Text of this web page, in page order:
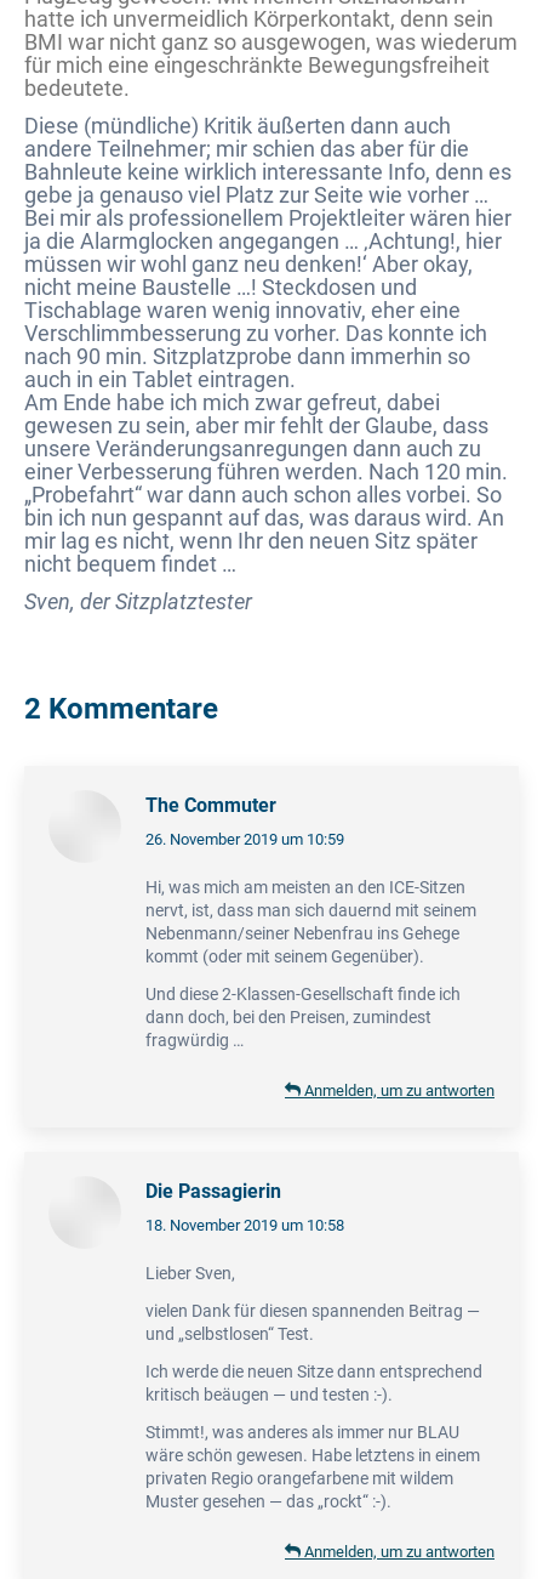
hatte ich unvermeidlich Körperkontakt, denn sein
BMI war nicht ganz so ausgewogen, was wiederum
für mich eine eingeschränkte Bewegungsfreiheit
bedeutete.
Diese (mündliche) Kritik äußerten dann auch
andere Teilnehmer; mir schien das aber für die
Bahnleute keine wirklich interessante Info, denn es
gebe ja genauso viel Platz zur Seite wie vorher …
Bei mir als professionellem Projektleiter wären hier
ja die Alarmglocken angegangen … ‚Achtung!, hier
müssen wir wohl ganz neu denken!‘ Aber okay,
nicht meine Baustelle …! Steckdosen und
Tischablage waren wenig innovativ, eher eine
Verschlimmbesserung zu vorher. Das konnte ich
nach 90 min. Sitzplatzprobe dann immerhin so
auch in ein Tablet eintragen.
Am Ende habe ich mich zwar gefreut, dabei
gewesen zu sein, aber mir fehlt der Glaube, dass
unsere Veränderungsanregungen dann auch zu
einer Verbesserung führen werden. Nach 120 min.
„Probefahrt“ war dann auch schon alles vorbei. So
bin ich nun gespannt auf das, was daraus wird. An
mir lag es nicht, wenn Ihr den neuen Sitz später
nicht bequem findet …
Sven, der Sitzplatztester
2 Kommentare
The Commuter
26. November 2019 um 10:59
Hi, was mich am meisten an den ICE-Sitzen
nervt, ist, dass man sich dauernd mit seinem
Nebenmann/seiner Nebenfrau ins Gehege
kommt (oder mit seinem Gegenüber).
Und diese 2-Klassen-Gesellschaft finde ich
dann doch, bei den Preisen, zumindest
fragwürdig …
Anmelden, um zu antworten
Die Passagierin
18. November 2019 um 10:58
Lieber Sven,
vielen Dank für diesen spannenden Beitrag —
und „selbstlosen“ Test.
Ich werde die neuen Sitze dann entsprechend
kritisch beäugen — und testen :-).
Stimmt!, was anderes als immer nur BLAU
wäre schön gewesen. Habe letztens in einem
privaten Regio orangefarbene mit wildem
Muster gesehen — das „rockt“ :-).
Anmelden, um zu antworten